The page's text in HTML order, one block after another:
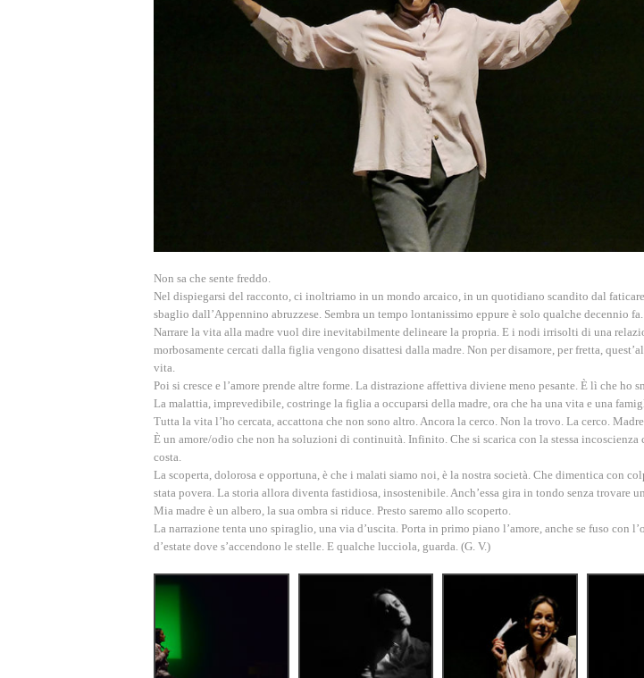
Non sa che sente freddo.
Nel dispiegarsi del racconto, ci inoltriamo in un mondo arcaico, in un quotidiano scandito dal
sbaglio dall’Appennino abruzzese. Sembra un tempo lontanissimo eppure è solo qualche decennio fa.
Narrare la vita alla madre vuol dire inevitabilmente delineare la propria. E i nodi irrisolti di una
morbosamente cercati dalla figlia vengono disattesi dalla madre. Non per disamore, per fretta,
vita.
Poi si cresce e l’amore prende altre forme. La distrazione affettiva diviene meno pesante. È lì che ho
La malattia, imprevedibile, costringe la figlia a occuparsi della madre, ora che ha una vita e una
Tutta la vita l’ho cercata, accattona che non sono altro. Ancora la cerco. Non la trovo. La cerco.
È un amore/odio che non ha soluzioni di continuità. Infinito. Che si scarica con la stessa incoscienza
costa.
La scoperta, dolorosa e opportuna, è che i malati siamo noi, è la nostra società. Che dimentica con
stata povera. La storia allora diventa fastidiosa, insostenibile. Anch’essa gira in tondo senza trovare
Mia madre è un albero, la sua ombra si riduce. Presto saremo allo scoperto.
La narrazione tenta uno spiraglio, una via d’uscita. Porta in primo piano l’amore, anche se fuso con
d’estate dove s’accendono le stelle. E qualche lucciola, guarda. (G. V.)